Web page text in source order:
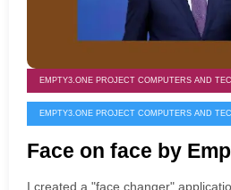
EMPTY3.ONE PROJECT COMPUTERS AND
EMPTY3.ONE PROJECT COMPUTERS AND
Face on face by
I created a "face changer"